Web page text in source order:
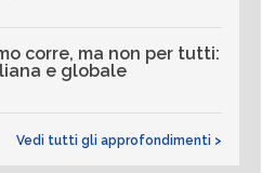
corre, ma non per tutti:
e globale
Vedi tutti gli approfondimenti >